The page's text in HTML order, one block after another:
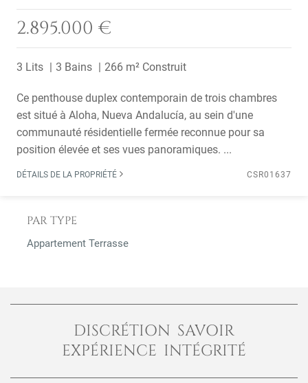
2.895.000 €
3 Lits 3 Bains 266 m² Construit
Ce penthouse duplex contemporain de trois chambres
est situé à Aloha, Nueva Andalucía, au sein d'une
communauté résidentielle fermée reconnue pour sa
position élevée et ses vues panoramiques. ...
DÉTAILS DE LA PROPRIÉTÉ CSR01637
PAR TYPE
Appartement Terrasse
DISCRÉTION SAVOIR
EXPÉRIENCE INTÉGRITÉ